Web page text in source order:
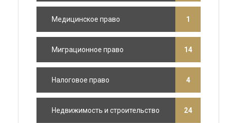
Медицинское право 1
Миграционное право 14
Налоговое право 4
Недвижимость и строительство 24